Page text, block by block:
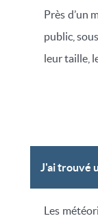
Près d’un
public,
leur taille,
J'ai trouvé
Les